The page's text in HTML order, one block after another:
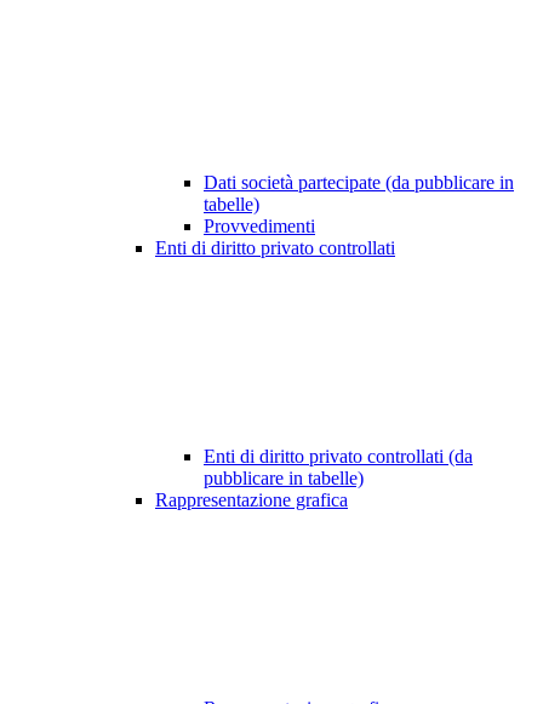
Dati società partecipate (da pubblicare in
tabelle)
Provvedimenti
Enti di diritto privato controllati
Enti di diritto privato controllati (da
pubblicare in tabelle)
Rappresentazione grafica